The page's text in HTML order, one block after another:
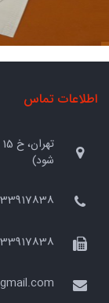
اطلاعات تماس
شود)
- 09012711727